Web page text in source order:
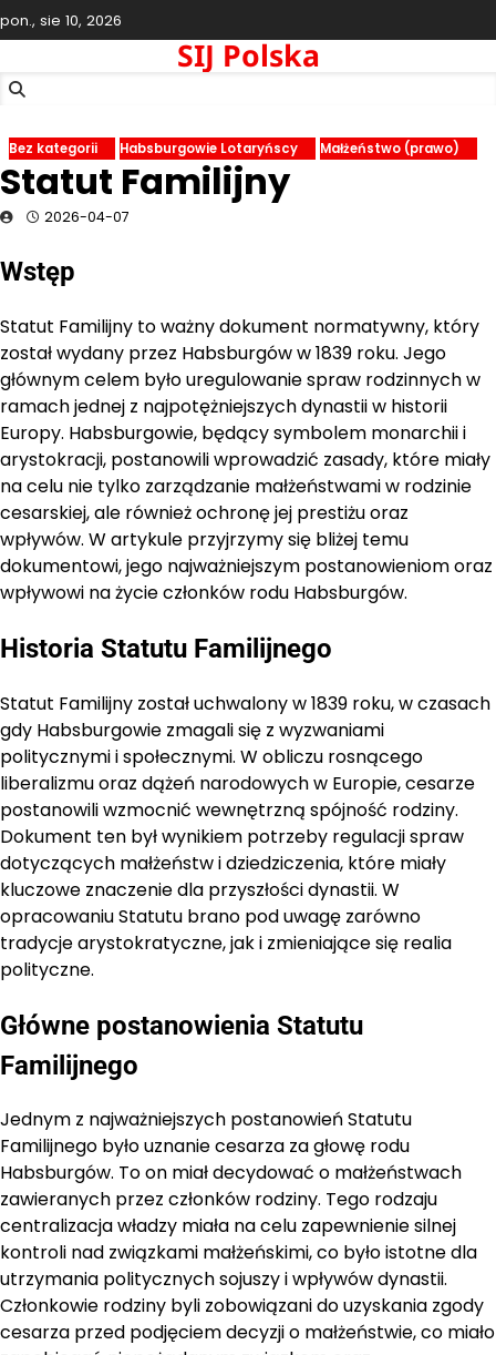
Skip
to
pon., sie 10, 2026
SIJ Polska
Bez kategorii Habsburgowie Lotaryńscy Małżeństwo (prawo)
Statut Familijny
2026-04-07
Wstęp
Statut Familijny to ważny dokument normatywny, który
został wydany przez Habsburgów w 1839 roku. Jego
głównym celem było uregulowanie spraw rodzinnych w
ramach jednej z najpotężniejszych dynastii w historii
Europy. Habsburgowie, będący symbolem monarchii i
arystokracji, postanowili wprowadzić zasady, które miały
na celu nie tylko zarządzanie małżeństwami w rodzinie
cesarskiej, ale również ochronę jej prestiżu oraz
wpływów. W artykule przyjrzymy się bliżej temu
dokumentowi, jego najważniejszym postanowieniom oraz
wpływowi na życie członków rodu Habsburgów.
Historia Statutu Familijnego
Statut Familijny został uchwalony w 1839 roku, w czasach
gdy Habsburgowie zmagali się z wyzwaniami
politycznymi i społecznymi. W obliczu rosnącego
liberalizmu oraz dążeń narodowych w Europie, cesarze
postanowili wzmocnić wewnętrzną spójność rodziny.
Dokument ten był wynikiem potrzeby regulacji spraw
dotyczących małżeństw i dziedziczenia, które miały
kluczowe znaczenie dla przyszłości dynastii. W
opracowaniu Statutu brano pod uwagę zarówno
tradycje arystokratyczne, jak i zmieniające się realia
polityczne.
Główne postanowienia Statutu
Familijnego
Jednym z najważniejszych postanowień Statutu
Familijnego było uznanie cesarza za głowę rodu
Habsburgów. To on miał decydować o małżeństwach
zawieranych przez członków rodziny. Tego rodzaju
centralizacja władzy miała na celu zapewnienie silnej
kontroli nad związkami małżeńskimi, co było istotne dla
utrzymania politycznych sojuszy i wpływów dynastii.
Członkowie rodziny byli zobowiązani do uzyskania zgody
cesarza przed podjęciem decyzji o małżeństwie, co miało